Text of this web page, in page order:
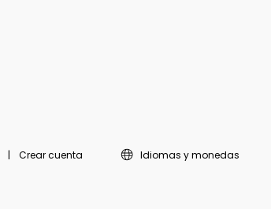
| Crear cuenta Idiomas y monedas